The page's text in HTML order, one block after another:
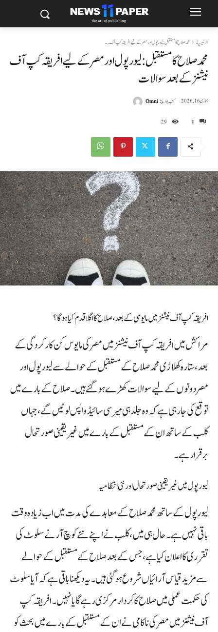
الرئيسية محمد صلاح کا مستقبل: لیورپول اور مصر کے لیے افریقہ کپ آف...
محمد صلاح کا مستقبل: لیورپول اور مصر کے لیے افریقہ کپ آف
نیشنز کے بعد سوالات
0
29
جنوری 16, 2026 كتب بواسطةOmni
افریقہ کپ آف نیشنز میں مایوسی کے بعد، صلاح کا اگلا قدم کیا ہوگا؟
مراکش میں افریقہ کپ آف نیشنز میں مصر کی مایوس کن کارکردگی کے
بعد، ستارہ کھلاڑی محمد صلاح کے مستقبل کے حوالے سے لیورپول اور
مصر دونوں کے لیے سوالات کھڑے ہو گئے ہیں۔ صلاح کے بارے میں
توقع کی جا رہی ہے کہ وہ جلد ہی میرسی سائیڈ واپس لوٹیں گے، جہاں
کلب کے ساتھ ان کے مستقبل کے بارے میں غیر یقینی صورتحال
برقرار ہے۔
لیورپول میں غیر یقینی صورتحال اور نئی انتظامیہ
لیورپول کے ساتھ محمد صلاح کے معاہدے کی مدت میں اب زیادہ وقت
باقی نہیں ہے۔ حال ہی میں، کلب نے اپنے نئے کوچ آرنے سلوٹ کی
تقرری کا اعلان کیا ہے، جس کے بعد صلاح کے مستقبل کے حوالے
سے مزید قیاس آرائیاں شروع ہو گئی ہیں۔ یہ دیکھنا باقی ہے کہ آیا سلوٹ
کی حکمت عملی میں صلاح کا کردار مرکزی رہے گا یا نہیں۔ افریقہ کپ
آف نیشنز میں مصر کی ناکامی نے ان کے مستقبل کے بارے میں بحث کو